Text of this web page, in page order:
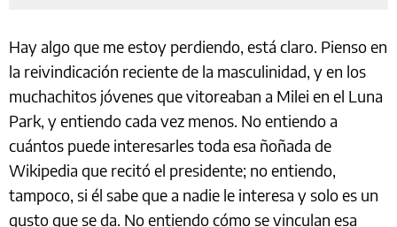
Hay algo que me estoy perdiendo, está claro. Pienso en
la reivindicación reciente de la masculinidad, y en los
muchachitos jóvenes que vitoreaban a Milei en el Luna
Park, y entiendo cada vez menos. No entiendo a
cuántos puede interesarles toda esa ñoñada de
Wikipedia que recitó el presidente; no entiendo,
tampoco, si él sabe que a nadie le interesa y solo es un
gusto que se da. No entiendo cómo se vinculan esa